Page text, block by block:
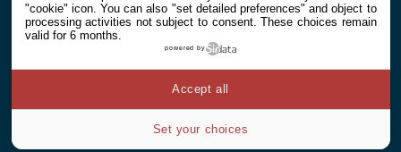
"cookie" icon. You can also "set detailed preferences" and object to
processing activities not subject to consent. These choices remain
valid for 6 months.
powered by
Set your choices
Accept all